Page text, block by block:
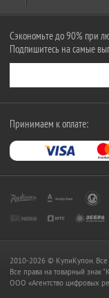
Сэкономьте до 90% при
Подпишитесь на самые
Принимаем к оплате:
2010-2026 © КупиКупон.
Все права на товарный знак
OOO «Агентство цифровых